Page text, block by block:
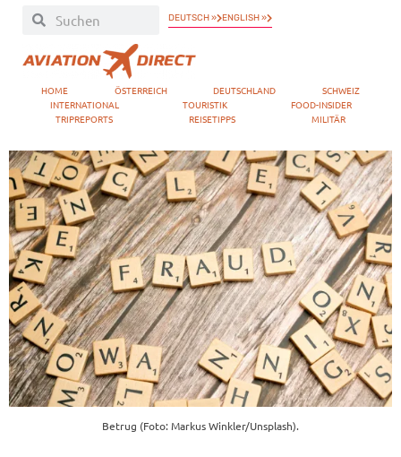
DEUTSCH » ENGLISH »
HOME ÖSTERREICH DEUTSCHLAND
SCHWEIZ
INTERNATIONAL
TOURISTIK
FOOD-INSIDER
TRIPREPORTS
REISETIPPS MILITÄR
Betrug (Foto: Markus Winkler/Unsplash).